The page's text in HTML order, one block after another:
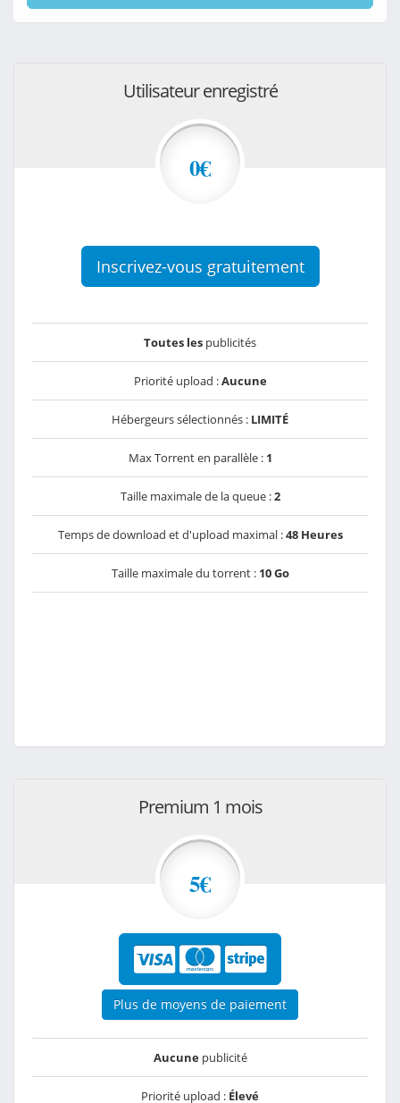
Utilisateur enregistré
0€
Inscrivez-vous gratuitement
Toutes les publicités
Priorité upload :Aucune
Hébergeurs sélectionnés : LIMITÉ
Max Torrent en parallèle : 1
Taille maximale de la queue :2
Temps de download et d'upload maximal :48 Heures
Taille maximale du torrent : 10 Go
Premium 1 mois
5€
Plus de moyens de paiement
Aucunepublicité
Priorité upload : Élevé